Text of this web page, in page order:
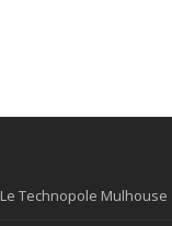
Le Technopole Mulhouse